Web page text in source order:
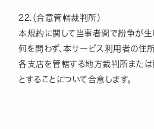
22.（合意管轄裁判所）
本規約に関して当事者間で紛争が生
何を問わず、本サービス利用者の住
各支店を管轄する地方裁判所また
とすることについて合意します。